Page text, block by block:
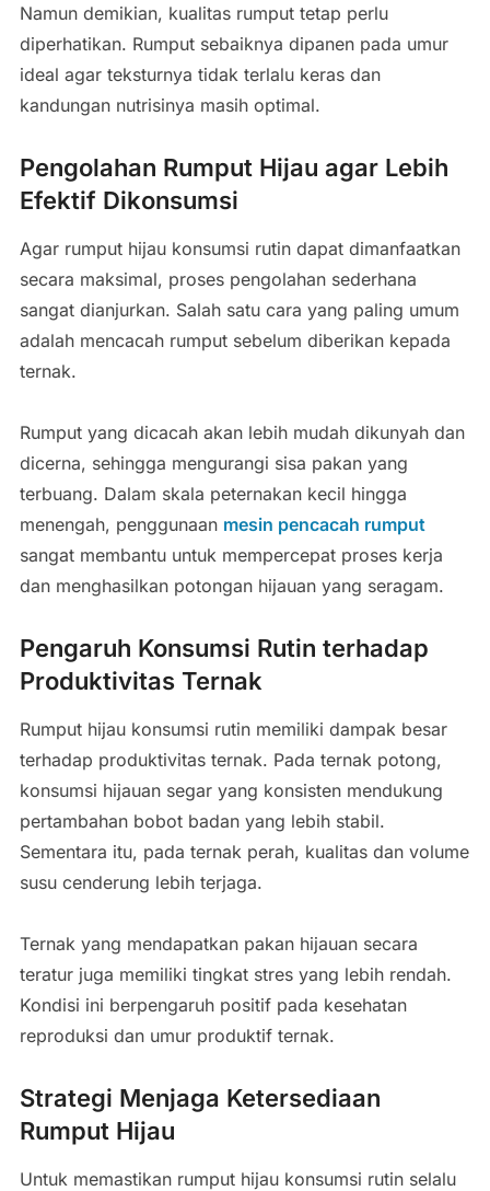
Namun demikian, kualitas rumput tetap perlu
diperhatikan. Rumput sebaiknya dipanen pada umur
ideal agar teksturnya tidak terlalu keras dan
kandungan nutrisinya masih optimal.
Pengolahan Rumput Hijau agar Lebih
Efektif Dikonsumsi
Agar rumput hijau konsumsi rutin dapat dimanfaatkan
secara maksimal, proses pengolahan sederhana
sangat dianjurkan. Salah satu cara yang paling umum
adalah mencacah rumput sebelum diberikan kepada
ternak.
Rumput yang dicacah akan lebih mudah dikunyah dan
dicerna, sehingga mengurangi sisa pakan yang
terbuang. Dalam skala peternakan kecil hingga
menengah, penggunaan mesin pencacah rumput
sangat membantu untuk mempercepat proses kerja
dan menghasilkan potongan hijauan yang seragam.
Pengaruh Konsumsi Rutin terhadap
Produktivitas Ternak
Rumput hijau konsumsi rutin memiliki dampak besar
terhadap produktivitas ternak. Pada ternak potong,
konsumsi hijauan segar yang konsisten mendukung
pertambahan bobot badan yang lebih stabil.
Sementara itu, pada ternak perah, kualitas dan volume
susu cenderung lebih terjaga.
Ternak yang mendapatkan pakan hijauan secara
teratur juga memiliki tingkat stres yang lebih rendah.
Kondisi ini berpengaruh positif pada kesehatan
reproduksi dan umur produktif ternak.
Strategi Menjaga Ketersediaan
Rumput Hijau
Untuk memastikan rumput hijau konsumsi rutin selalu